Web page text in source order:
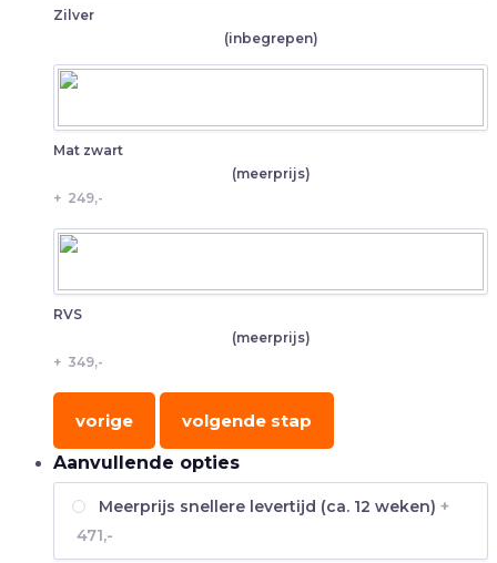
Zilver
(inbegrepen)
Mat zwart
(meerprijs)
+ 249,-
RVS
(meerprijs)
+ 349,-
vorige
volgende stap
Aanvullende opties
Meerprijs snellere levertijd (ca. 12 weken) +
471,-